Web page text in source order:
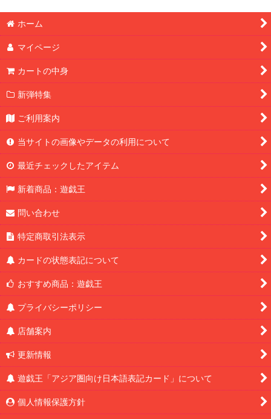
ホーム
マイページ
カートの中身
新弾特集
ご利用案内
当サイトの画像やデータの利用について
最近チェックしたアイテム
新着商品：遊戯王
問い合わせ
特定商取引法表示
カードの状態表記について
おすすめ商品：遊戯王
プライバシーポリシー
店舗案内
更新情報
遊戯王「アジア圏向け日本語表記カード」について
個人情報保護方針